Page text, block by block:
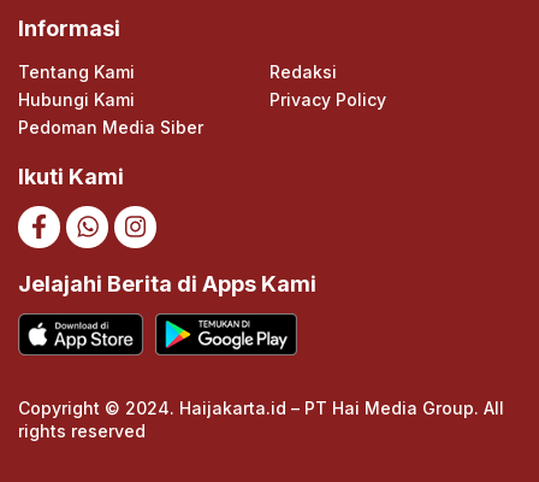
Informasi
Tentang Kami
Redaksi
Hubungi Kami
Privacy Policy
Pedoman Media Siber
Ikuti Kami
Jelajahi Berita di Apps Kami
Copyright © 2024. Haijakarta.id – PT Hai Media Group. All
rights reserved